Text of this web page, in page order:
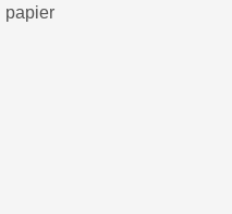
papier